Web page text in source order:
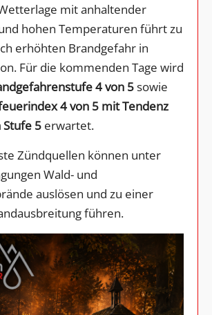
mit anhaltender
hohen Temperaturen führt zu
erhöhten Brandgefahr in
Für die kommenden Tage wird
4 von 5sowie
4 von 5 mit Tendenz
5 erwartet.
Zündquellen können unter
Wald- und
auslösen und zu einer
führen.